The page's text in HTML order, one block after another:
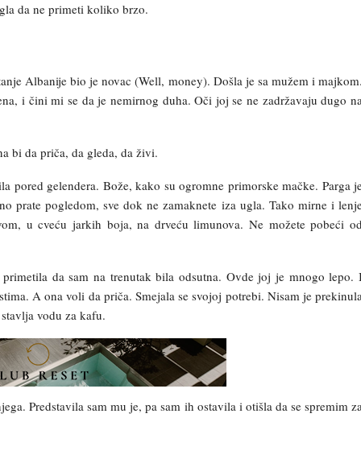
da ne primeti koliko brzo.
Albanije bio je novac (Well, money). Došla je sa mužem i
i čini mi se da je nemirnog duha. Oči joj se ne zadržavaju dugo
bi da priča, da gleda, da živi.
gelendera. Bože, kako su ogromne primorske mačke. Parga
prate pogledom, sve dok ne zamaknete iza ugla. Tako mirne i
u cveću jarkih boja, na drveću limunova. Ne možete pobeći
da sam na trenutak bila odsutna. Ovde joj je mnogo lepo.
A ona voli da priča. Smejala se svojoj potrebi. Nisam je
vodu za kafu.
Predstavila sam mu je, pa sam ih ostavila i otišla da se spremim